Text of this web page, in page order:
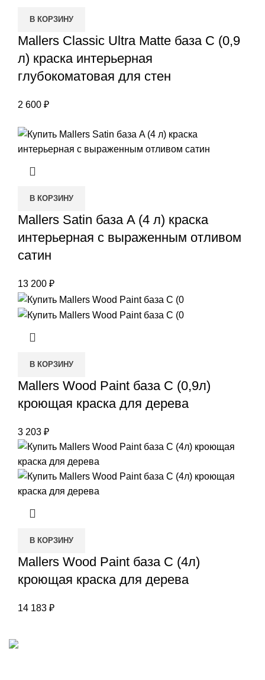
В КОРЗИНУ
Mallers Classic Ultra Matte база C (0,9
л) краска интерьерная
глубокоматовая для стен
2 600 ₽
В КОРЗИНУ
Mallers Satin база A (4 л) краска
интерьерная с выраженным отливом
сатин
13 200 ₽
В КОРЗИНУ
Mallers Wood Paint база С (0,9л)
кроющая краска для дерева
3 203 ₽
В КОРЗИНУ
Mallers Wood Paint база С (4л)
кроющая краска для дерева
14 183 ₽